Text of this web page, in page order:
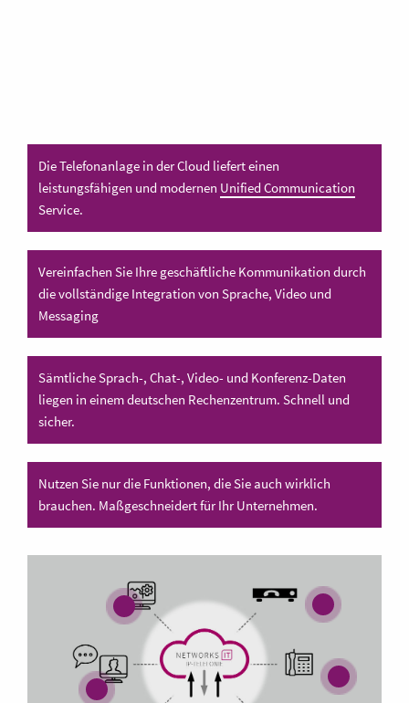
Die Telefonanlage in der Cloud liefert einen
leistungsfähigen und modernen Unified Communication
Service.
Vereinfachen Sie Ihre geschäftliche Kommunikation durch
die vollständige Integration von Sprache, Video und
Messaging
Sämtliche Sprach-, Chat-, Video- und Konferenz-Daten
liegen in einem deutschen Rechenzentrum. Schnell und
sicher.
Nutzen Sie nur die Funktionen, die Sie auch wirklich
brauchen. Maßgeschneidert für Ihr Unternehmen.